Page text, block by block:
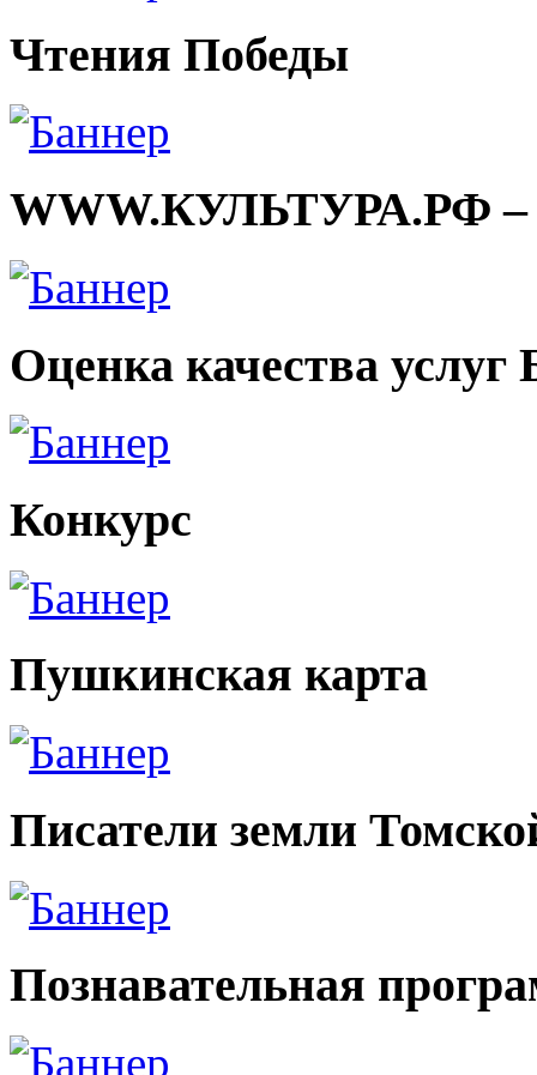
Чтения Победы
WWW.КУЛЬТУРА.РФ –
Оценка качества
Конкурс
Пушкинская карта
Писатели земли
Познавательная